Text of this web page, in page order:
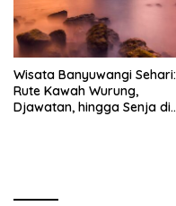
Wisata Banyuwangi Sehari:
Rute Kawah Wurung,
Djawatan, hingga Senja di